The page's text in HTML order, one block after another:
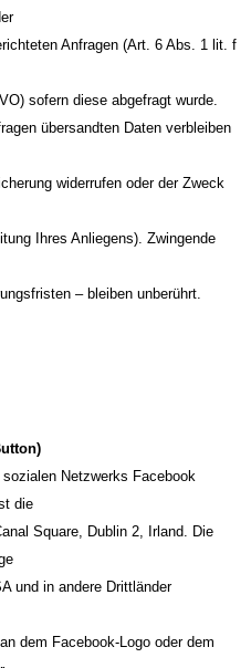
Anfragen (Art. 6 Abs. 1 lit. f
sofern diese abgefragt wurde.
übersandten Daten verbleiben
widerrufen oder der Zweck
Ihres Anliegens). Zwingende
– bleiben unberührt.
Netzwerks Facebook
die
Square, Dublin 2, Irland. Die
und in andere Drittländer
dem Facebook-Logo oder dem